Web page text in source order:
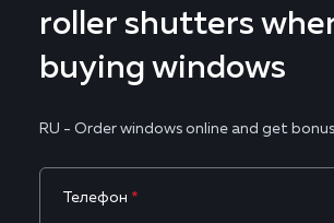
roller shutters
buying windows
RU - Order windows online and get
Телефон *